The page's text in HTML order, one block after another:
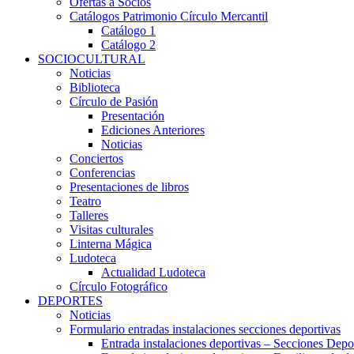
Catálogos Patrimonio Círculo Mercantil
Catálogo 1
Catálogo 2
SOCIOCULTURAL
Noticias
Biblioteca
Círculo de Pasión
Presentación
Ediciones Anteriores
Noticias
Conciertos
Conferencias
Presentaciones de libros
Teatro
Talleres
Visitas culturales
Linterna Mágica
Ludoteca
Actualidad Ludoteca
Círculo Fotográfico
DEPORTES
Noticias
Formulario entradas instalaciones secciones deportivas
Entrada instalaciones deportivas – Secciones